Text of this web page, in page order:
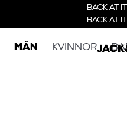
BACK AT
BACK AT
MÄN KVINNOR